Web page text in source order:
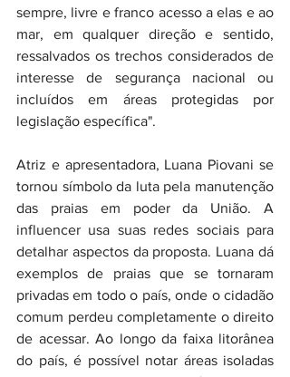
sempre, livre e franco acesso a elas e ao
mar, em qualquer direção e sentido,
ressalvados os trechos considerados de
interesse de segurança nacional ou
incluídos em áreas protegidas por
legislação específica".
Atriz e apresentadora, Luana Piovani se
tornou símbolo da luta pela manutenção
das praias em poder da União. A
influencer usa suas redes sociais para
detalhar aspectos da proposta. Luana dá
exemplos de praias que se tornaram
privadas em todo o país, onde o cidadão
comum perdeu completamente o direito
de acessar. Ao longo da faixa litorânea
do país, é possível notar áreas isoladas